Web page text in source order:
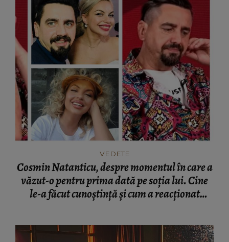
VEDETE
Cosmin Natanticu, despre momentul în care a
văzut-o pentru prima dată pe soția lui. Cine
le-a făcut cunoștință și cum a reacționat